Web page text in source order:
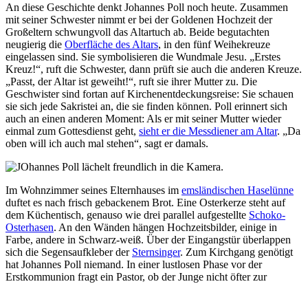
An diese Geschichte denkt Johannes Poll noch heute. Zusammen
mit seiner Schwester nimmt er bei der Goldenen Hochzeit der
Großeltern schwungvoll das Altartuch ab. Beide begutachten
neugierig die Oberfläche des Altars, in den fünf Weihekreuze
eingelassen sind. Sie symbolisieren die Wundmale Jesu. „Erstes
Kreuz!“, ruft die Schwester, dann prüft sie auch die anderen Kreuze.
„Passt, der Altar ist geweiht!“, ruft sie ihrer Mutter zu. Die
Geschwister sind fortan auf Kirchenentdeckungsreise: Sie schauen
sie sich jede Sakristei an, die sie finden können. Poll erinnert sich
auch an einen anderen Moment: Als er mit seiner Mutter wieder
einmal zum Gottesdienst geht, sieht er die Messdiener am Altar. „Da
oben will ich auch mal stehen“, sagt er damals.
Im Wohnzimmer seines Elternhauses im emsländischen Haselünne
duftet es nach frisch gebackenem Brot. Eine Osterkerze steht auf
dem Küchentisch, genauso wie drei parallel aufgestellte Schoko-
Osterhasen. An den Wänden hängen Hochzeitsbilder, einige in
Farbe, andere in Schwarz-weiß. Über der Eingangstür überlappen
sich die Segensaufkleber der Sternsinger. Zum Kirchgang genötigt
hat Johannes Poll niemand. In einer lustlosen Phase vor der
Erstkommunion fragt ein Pastor, ob der Junge nicht öfter zur